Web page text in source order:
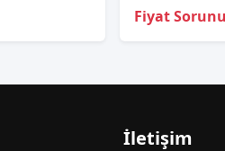
Fiyat
İletişim